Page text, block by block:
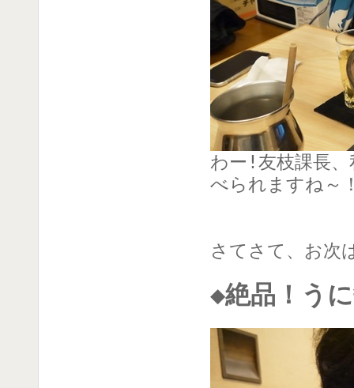
わー!友枝課長、
べられますね～
さてさて、お次
◆絶品！う